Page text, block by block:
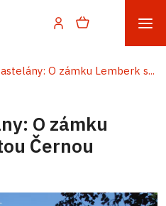
O zámku Lemberk s...
O zámku
Černou